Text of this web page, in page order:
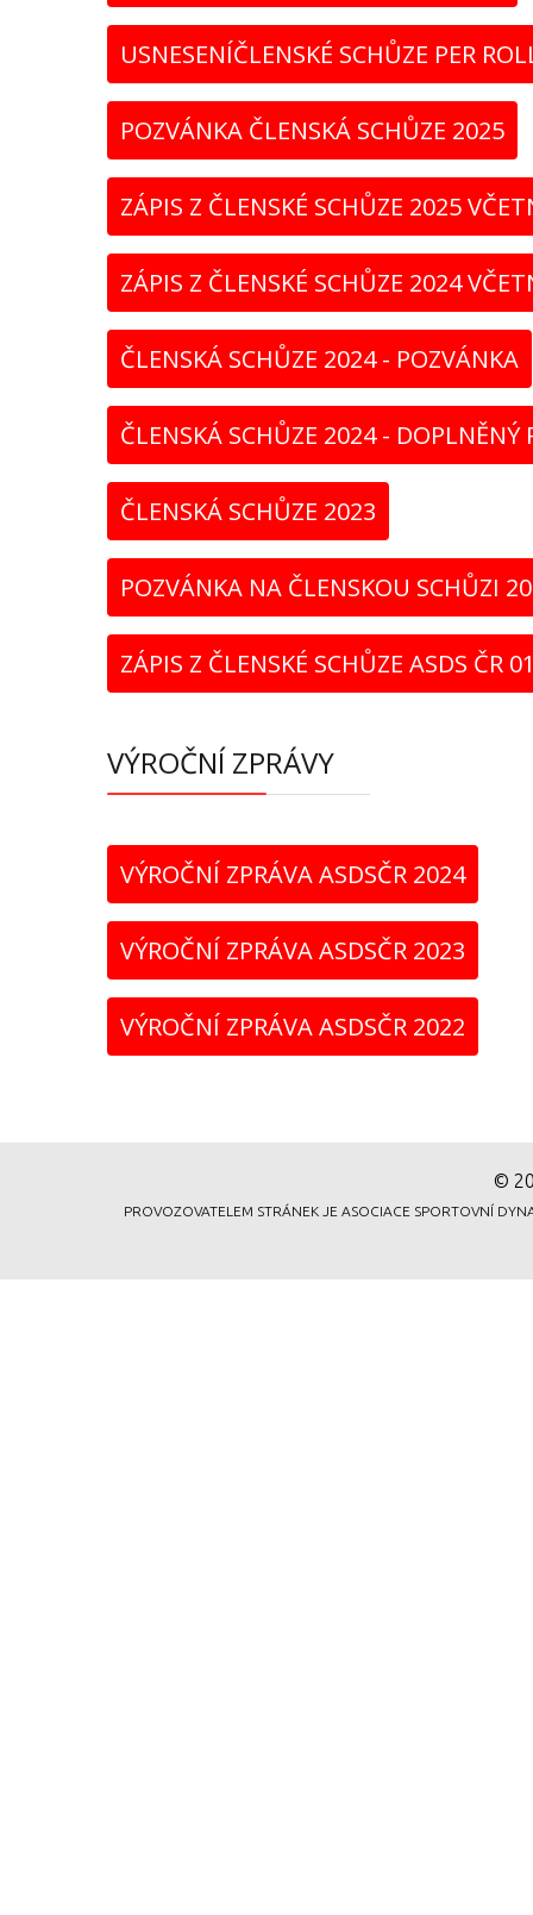
USNESENÍČLENSKÉ SCHŮZE PER
POZVÁNKA ČLENSKÁ SCHŮZE 2025
ZÁPIS Z ČLENSKÉ SCHŮZE 2025
ZÁPIS Z ČLENSKÉ SCHŮZE 2024
ČLENSKÁ SCHŮZE 2024 - POZVÁNKA
ČLENSKÁ SCHŮZE 2024 - DOPLNĚNÝ
ČLENSKÁ SCHŮZE 2023
POZVÁNKA NA ČLENSKOU SCHŮZI
ZÁPIS Z ČLENSKÉ SCHŮZE ASDS ČR
VÝROČNÍ ZPRÁVY
VÝROČNÍ ZPRÁVA ASDSČR 2024
VÝROČNÍ ZPRÁVA ASDSČR 2023
VÝROČNÍ ZPRÁVA ASDSČR 2022
©
PROVOZOVATELEM STRÁNEK JE ASOCIACE SPORTOVNÍ